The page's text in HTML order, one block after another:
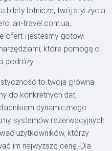
bilety lotnicze, twój styl życia
air-travel.com.ua,
ofert i jesteśmy gotowi
które pomogą ci
podróży.
to twoja główna
do konkretnych dat,
dynamicznego
systemów rezerwacyjnych
użytkowników, którzy
im najwyższą cenę. Dla